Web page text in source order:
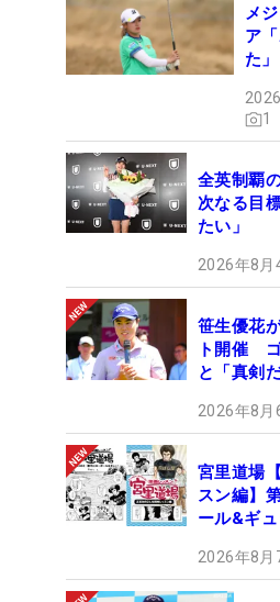
メ
ア
た
1
全英制覇
次なる目
たい」
2026年8月
笹生優花
ト開催
と「真剣
2026年8月
宮里道場
スン編】
ール&ギュ
2026年8月